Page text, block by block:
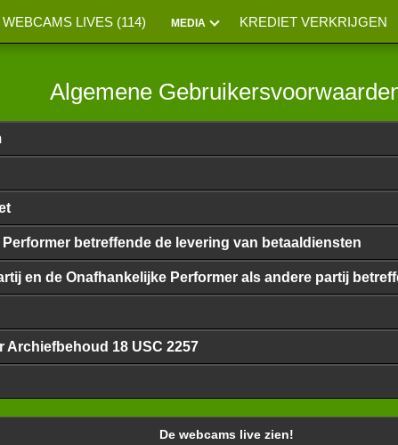
WEBCAMS LIVES (114) MEDIA KREDIET VERKRIJGEN
Algemene
betreffende de levering van betaaldiensten
en de Onafhankelijke Performer als andere partij
Archiefbehoud 18 USC 2257
De webcams live zien!